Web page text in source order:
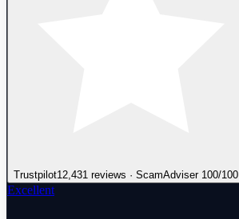
Trustpilot12,431 reviews · ScamAdviser 100/100
Excellent